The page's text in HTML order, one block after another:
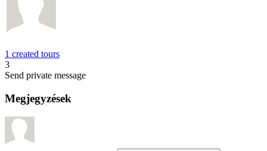
1 created tours
3
Send private message
Megjegyzések